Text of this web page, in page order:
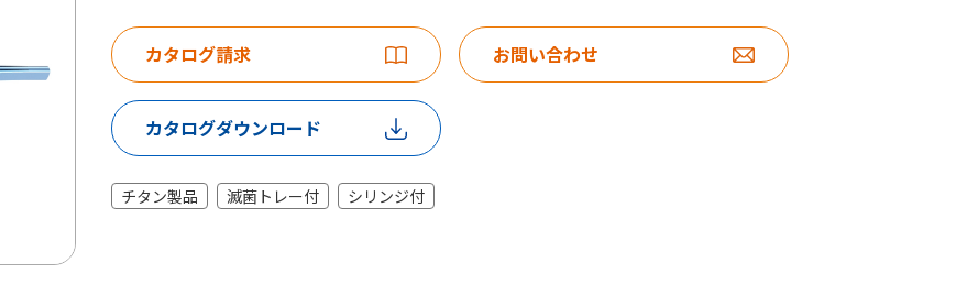
カタログ請求 お問い合わせ
カタログダウンロード
チタン製品 滅菌トレー付 シリンジ付